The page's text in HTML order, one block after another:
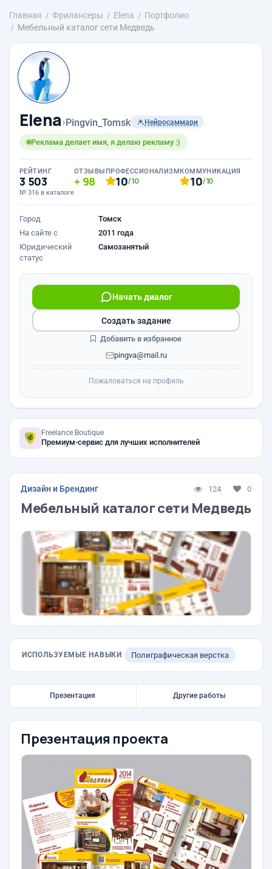
Главная Фрилансеры Elena
Портфолио
Мебельный каталог сети Медведь
Elena›Pingvin_Tomsk Нейросаммари
Реклама делает имя, я делаю рекламу :)
РЕЙТИНГ
3 503
№ 316 в каталоге
ОТЗЫВЫ
98
ПРОФЕССИОНАЛИЗМ
10/10
КОММУНИКАЦИЯ
10/10
Город
Томск
На сайте с
2011 года
Юридический
статус
Самозанятый
Начать диалог
pingva@mail.ru
Создать задание
Добавить в избранное
Пожаловаться на профиль
Freelance.Boutique
Премиум-сервис для лучших исполнителей
Дизайн и Брендинг 124 0
Мебельный каталог сети Медведь
ИСПОЛЬЗУЕМЫЕ НАВЫКИ Полиграфическая верстка
Презентация Другие работы
Презентация проекта